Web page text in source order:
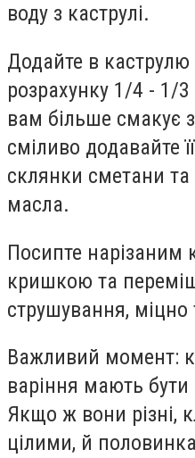
воду з каструлі.
Додайте в
розрахунку 1/4 - 1/
вам більше смакує
сміливо додавайте
склянки сметани
масла.
Посипте нарізаним
кришкою та
струшування,
Важливий момент:
варіння мають
Якщо ж вони різні,
цілими, й